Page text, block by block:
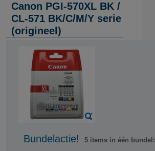
Canon PGI-570XL BK /
CL-571 BK/C/M/Y serie
(origineel)
Bundelactie! 5 items in één bundel: